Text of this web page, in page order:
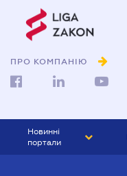
ПРО КОМПАНІЮ
Новинні
портали